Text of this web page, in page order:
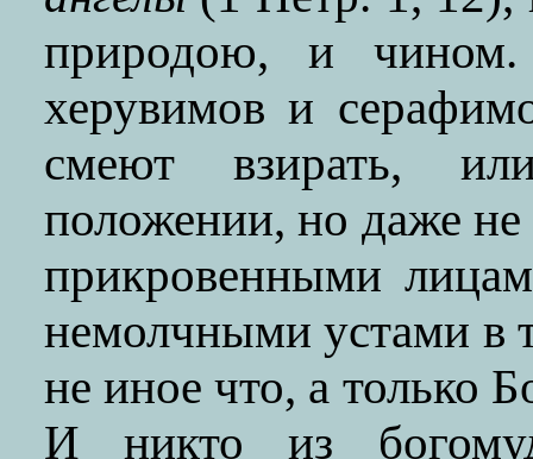
природою, и
херувимов и
смеют взирать,
положении, но даже
прикровенными
немолчными устами в
не иное что, а только
И никто из